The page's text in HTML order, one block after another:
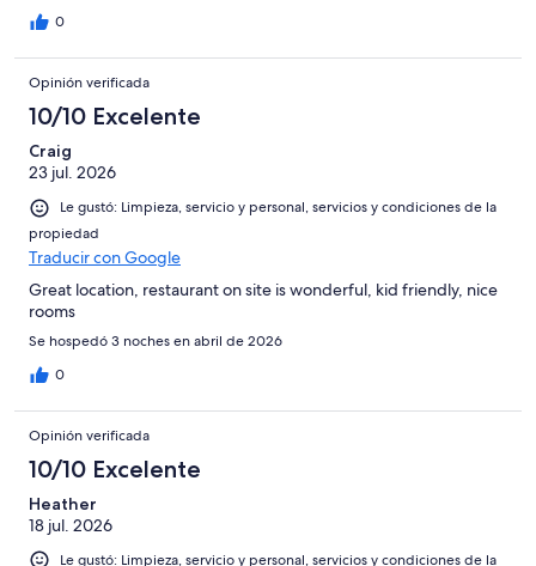
0
Opinión verificada
10/10 Excelente
Craig
23 jul. 2026
Le gustó: Limpieza, servicio y personal, servicios y condiciones de la
propiedad
Traducir con Google
Great location, restaurant on site is wonderful, kid friendly, nice
rooms
Se hospedó 3 noches en abril de 2026
0
Opinión verificada
10/10 Excelente
Heather
18 jul. 2026
Le gustó: Limpieza, servicio y personal, servicios y condiciones de la